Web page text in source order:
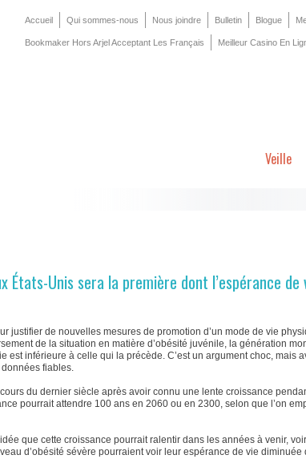
Accueil Qui sommes-nous Nous joindre Bulletin Blogue
Bookmaker Hors Arjel Acceptant Les Français Meilleur Casino En
Veille
Unis sera la première dont l’espérance de
justifier de nouvelles mesures de promotion d’un mode de vie
de la situation en matière d’obésité juvénile, la génération
est inférieure à celle qui la précède. C’est un argument choc, mais
données fiables.
du dernier siècle après avoir connu une lente croissance
pourrait attendre 100 ans en 2060 ou en 2300, selon que l’on
que cette croissance pourrait ralentir dans les années à venir,
d’obésité sévère pourraient voir leur espérance de vie diminuée